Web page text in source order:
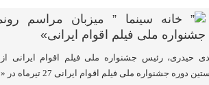
حیدری، رئیس جشنواره ملی فیلم اقوام ایرانی از
دوره جشنواره ملی فیلم اقوام ایرانی 27 تیرماه در « خانه سینما » خبر داد.